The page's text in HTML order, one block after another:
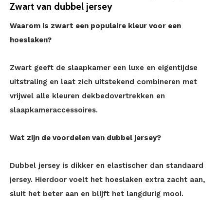
Zwart van dubbel jersey
Waarom is zwart een populaire kleur voor een
hoeslaken?
Zwart geeft de slaapkamer een luxe en eigentijdse
uitstraling en laat zich uitstekend combineren met
vrijwel alle kleuren dekbedovertrekken en
slaapkameraccessoires.
Wat zijn de voordelen van dubbel jersey?
Dubbel jersey is dikker en elastischer dan standaard
jersey. Hierdoor voelt het hoeslaken extra zacht aan,
sluit het beter aan en blijft het langdurig mooi.